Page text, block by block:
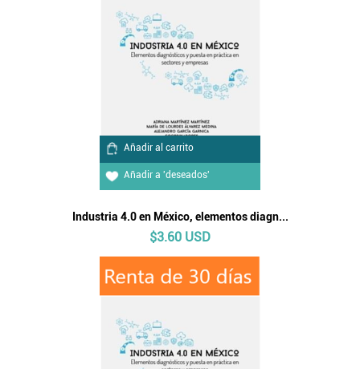
Añadir al carrito
Añadir a 'deseados'
Industria 4.0 en México, elementos diagn...
$3.60 USD